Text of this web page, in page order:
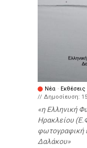
Νέα · Εκθέσεις
// Δημοσίευση:
η Ελληνική
Ηρακλείου
φωτογραφική
Δαλάκου